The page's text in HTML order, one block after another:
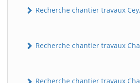
Recherche chantier travaux
Recherche chantier travaux
Recherche chantier travaux